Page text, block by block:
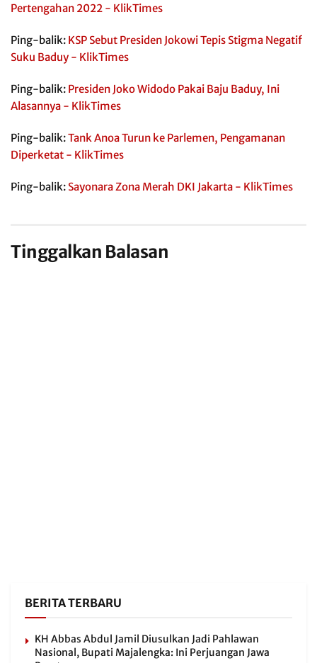
Pertengahan 2022 - KlikTimes
Ping-balik: KSP Sebut Presiden Jokowi Tepis Stigma Negatif
Suku Baduy - KlikTimes
Ping-balik: Presiden Joko Widodo Pakai Baju Baduy, Ini
Alasannya - KlikTimes
Ping-balik:Tank Anoa Turun ke Parlemen, Pengamanan
Diperketat - KlikTimes
Ping-balik: Sayonara Zona Merah DKI Jakarta - KlikTimes
Tinggalkan Balasan
BERITA TERBARU
KH Abbas Abdul Jamil Diusulkan Jadi Pahlawan
Nasional, Bupati Majalengka: Ini Perjuangan Jawa